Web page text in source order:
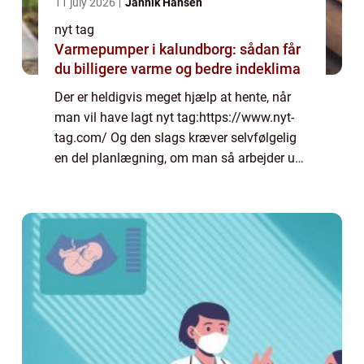
nyt tag
Varmepumper i kalundborg: sådan får
du billigere varme og bedre indeklima
Der er heldigvis meget hjælp at hente, når
man vil have lagt nyt tag:https://www.nyt-
tag.com/ Og den slags kræver selvfølgelig
en del planlægning, om man så arbejder ud